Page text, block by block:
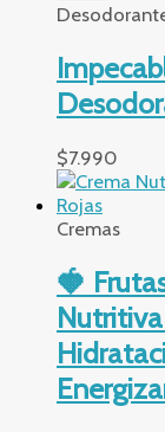
$7.990
Cremas
🍓